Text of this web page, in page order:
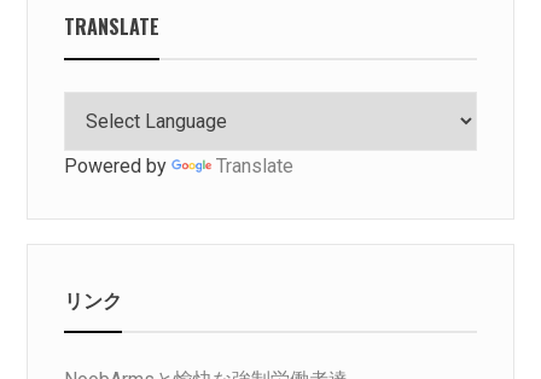
TRANSLATE
Powered by Translate
リンク